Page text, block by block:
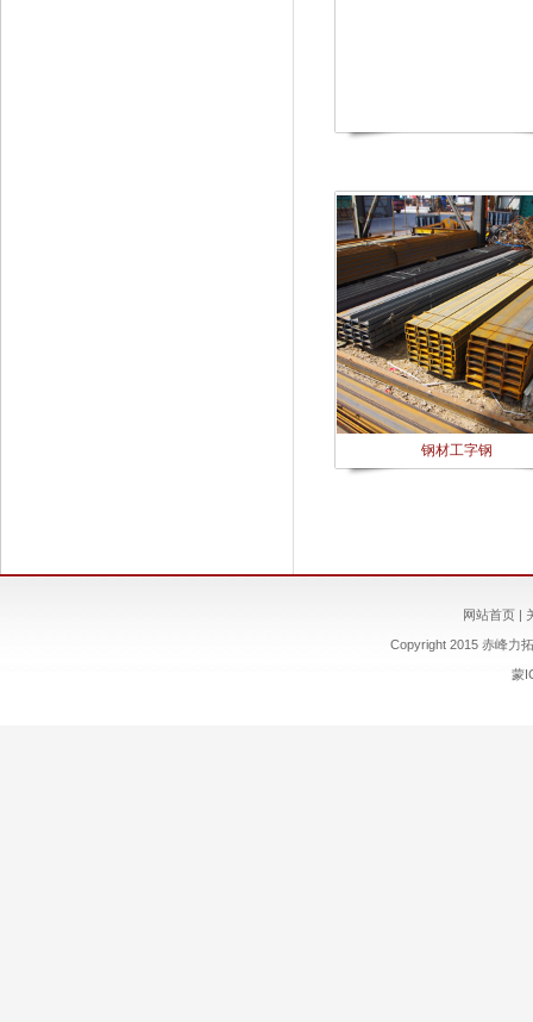
钢材工字钢
网站首页|
Copyright 2015 赤峰力
蒙